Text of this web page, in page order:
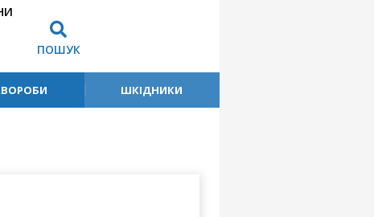
ПОШУК
ШКІДНИКИ